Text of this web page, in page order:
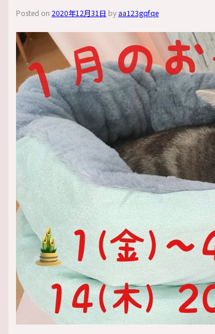
Posted on 2020年12月31日 by aa123gqfqe